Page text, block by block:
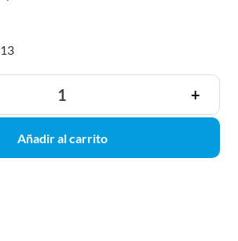
+
Añadir al carrito